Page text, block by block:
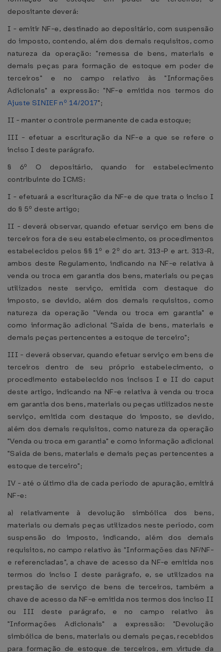
depositante deverá:
I - emitir NF-e, destinado ao depositário, com suspensão
do imposto, contendo, além dos demais requisitos, como
natureza da operação: "remessa de bens, materiais e
demais peças para formação de estoque em poder de
terceiros" e no campo relativo às "Informações
Adicionais" a expressão: "NF-e emitida nos termos do
Ajuste SINIEF nº 14/2017";
II - manter o controle permanente de cada estoque;
III - efetuar a escrituração da NF-e a que se refere o
inciso I deste parágrafo.
§ 6º O depositário, quando for estabelecimento
contribuinte do ICMS:
I - efetuará a escrituração da NF-e de que trata o inciso I
do § 5º deste artigo;
II - deverá observar, quando efetuar serviço em bens de
terceiros fora de seu estabelecimento, os procedimentos
estabelecidos pelos §§ 1º e 2º do art. 313-P e art. 313-R,
ambos deste Regulamento, indicando na NF-e relativa à
venda ou troca em garantia dos bens, materiais ou peças
utilizados neste serviço, emitida com destaque do
imposto, se devido, além dos demais requisitos, como
natureza da operação "Venda ou troca em garantia" e
como informação adicional "Saída de bens, materiais e
demais peças pertencentes a estoque de terceiro";
III - deverá observar, quando efetuar serviço em bens de
terceiros dentro de seu próprio estabelecimento, o
procedimento estabelecido nos incisos I e II do caput
deste artigo, indicando na NF-e relativa à venda ou troca
em garantia dos bens, materiais ou peças utilizados neste
serviço, emitida com destaque do imposto, se devido,
além dos demais requisitos, como natureza da operação
"Venda ou troca em garantia" e como informação adicional
"Saída de bens, materiais e demais peças pertencentes a
estoque de terceiro";
IV - até o último dia de cada período de apuração, emitirá
NF-e:
a) relativamente à devolução simbólica dos bens,
materiais ou demais peças utilizados neste período, com
suspensão do imposto, indicando, além dos demais
requisitos, no campo relativo às "Informações das NF/NF-
e referenciadas", a chave de acesso da NF-e emitida nos
termos do inciso I deste parágrafo, e, se utilizados na
prestação de serviço de bens de terceiros, também a
chave de acesso da NF-e emitida nos termos dos inciso II
ou III deste parágrafo, e no campo relativo às
"Informações Adicionais" a expressão: "Devolução
simbólica de bens, materiais ou demais peças, recebidos
para formação de estoque de terceiros, em virtude da